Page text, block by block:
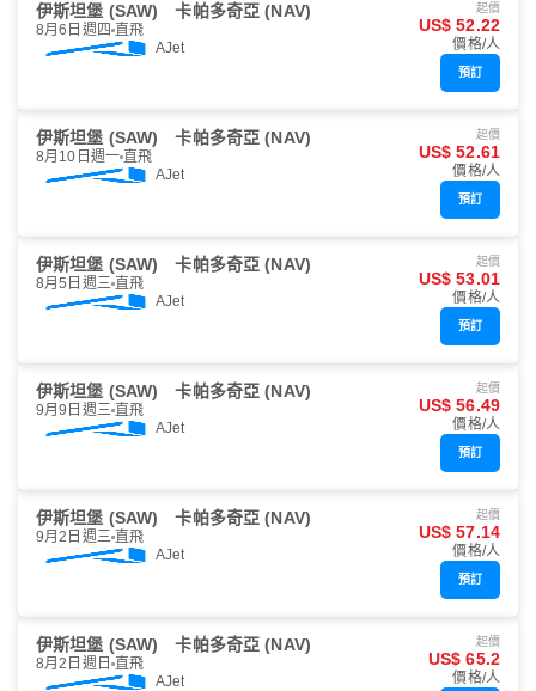
伊斯坦堡 (SAW) 卡帕多奇亞 (NAV)
8月6日週四 直飛
AJet
起價
US$ 52.22
價格/人
預訂
伊斯坦堡 (SAW) 卡帕多奇亞 (NAV)
8月10日週一 直飛
AJet
起價
US$ 52.61
價格/人
預訂
伊斯坦堡 (SAW) 卡帕多奇亞 (NAV)
8月5日週三 直飛
AJet
起價
US$ 53.01
價格/人
預訂
伊斯坦堡 (SAW) 卡帕多奇亞 (NAV)
9月9日週三 直飛
AJet
起價
US$ 56.49
價格/人
預訂
伊斯坦堡 (SAW) 卡帕多奇亞 (NAV)
9月2日週三 直飛
AJet
起價
US$ 57.14
價格/人
預訂
伊斯坦堡 (SAW) 卡帕多奇亞 (NAV)
8月2日週日 直飛
AJet
起價
US$ 65.2
價格/人